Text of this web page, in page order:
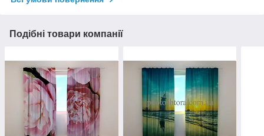
Подібні товари компанії